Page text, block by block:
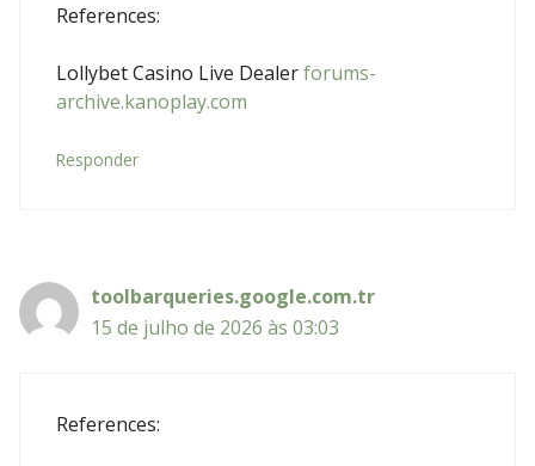
References:
Lollybet Casino Live Dealerforums-
archive.kanoplay.com
Responder
toolbarqueries.google.com.tr
15 de julho de 2026 às 03:03
References: